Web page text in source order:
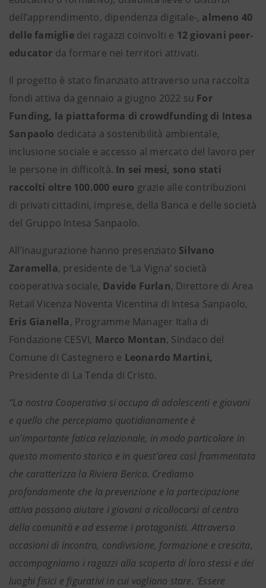
dell’apprendimento, dipendenza digitale-, almeno 40
delle famigliedei ragazzi coinvolti e 12 giovani peer-
educator da formare nei territori attivati.
Il progetto è stato finanziato attraverso una raccolta
fondi attiva da gennaio a giugno 2022 su For
Funding, la piattaforma di crowdfunding di Intesa
Sanpaolo dedicata a sostenibilità ambientale,
inclusione sociale e accesso al mercato del lavoro per
le persone in difficoltà. In sei mesi, sono stati
raccolti oltre 100.000 euro grazie alle contribuzioni
di privati cittadini, imprese, della Banca e delle società
del Gruppo Intesa Sanpaolo.
All’inaugurazione hanno presenziato Silvano
Zaramella, presidente de ‘La Vigna’ società
cooperativa sociale, Davide Furlan, Direttore di Area
Retail Vicenza Noventa Vicentina di Intesa Sanpaolo,
Eris Gianella, Programme Manager Italia di
Fondazione CESVI, Marco Montan, Sindaco del
Comune di Castegnero e Leonardo Martini,
Presidente di La Tenda di Cristo.
“La nostra Cooperativa si occupa di adolescenti e giovani
e quello che percepiamo quotidianamente è
un’importante fatica relazionale, in modo particolare in
questo momento storico e in quest’area così frammentata
che caratterizza la Riviera Berica. Crediamo
profondamente che la prevenzione e la partecipazione
attiva possano aiutare i giovani a ricollocarsi al centro
della comunità e ad esserne i protagonisti. Attraverso
occasioni di incontro, condivisione, formazione e crescita,
accompagniamo i ragazzi alla scoperta di loro stessi e dei
luoghi fisici e figurativi in cui vogliono stare. ‘Essere